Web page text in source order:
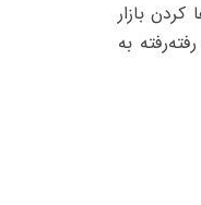
بازار
به